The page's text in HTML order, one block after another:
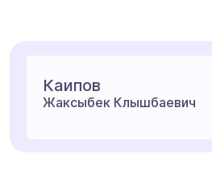
Каипов
Жаксыбек Клышбаевич